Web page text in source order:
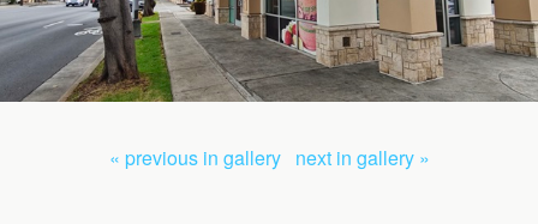
« previous in gallery next in gallery »